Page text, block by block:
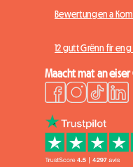
Bewertungen a
12 gutt Grënn fir
Maacht mat an